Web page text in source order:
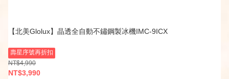
【北美Glolux】晶透全自動不鏽鋼製冰機IMC-9ICX
壽星序號再折扣
NT$4,990
NT$3,990